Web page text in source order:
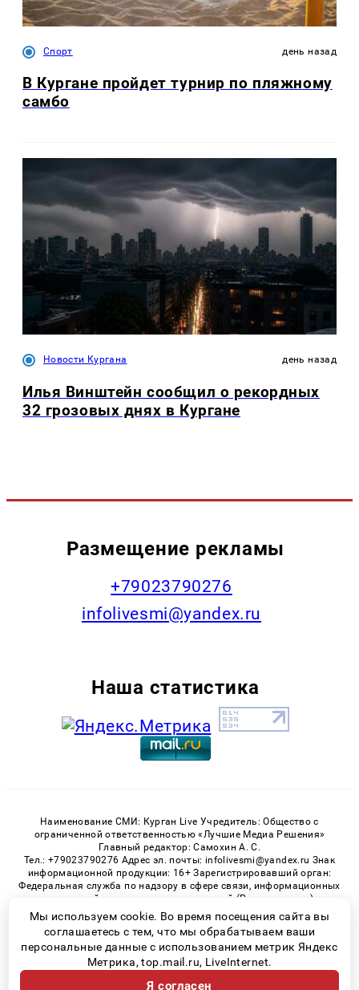
Спорт день назад
В Кургане пройдет турнир по пляжному
самбо
Новости Кургана день назад
Илья Винштейн сообщил о рекордных
32 грозовых днях в Кургане
Размещение рекламы
+79023790276
infolivesmi@yandex.ru
Наша статистика
Наименование СМИ: Курган Live Учредитель: Общество с
ограниченной ответственностью «Лучшие Медиа Решения»
Главный редактор: Самохин А. С.
Тел.: +79023790276 Адрес эл. почты: infolivesmi@yandex.ru Знак
информационной продукции: 16+ Зарегистрировавший орган:
Федеральная служба по надзору в сфере связи, информационных
технологий и массовых коммуникаций (Роскомнадзор)
Регистрационный номер СМИ ЭЛ № ФС 77 - 82535 от 21.01.2022
© 2026 «Kurgan-Live» | Все права защищены
Возрастная категория сайта 16+
Мы используем cookie. Во время посещения сайта вы
соглашаетесь с тем, что мы обрабатываем ваши
персональные данные с использованием метрик Яндекс
Метрика, top.mail.ru, LiveInternet.
Я согласен